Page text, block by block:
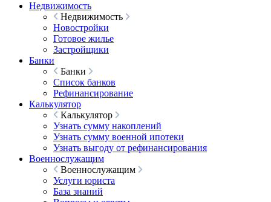
Недвижимость
Недвижимость
Новостройки
Готовое жилье
Застройщики
Банки
Банки
Список банков
Рефинансирование
Калькулятор
Калькулятор
Узнать сумму накоплений
Узнать сумму военной ипотеки
Узнать выгоду от рефинансирования
Военнослужащим
Военнослужащим
Услуги юриста
База знаний